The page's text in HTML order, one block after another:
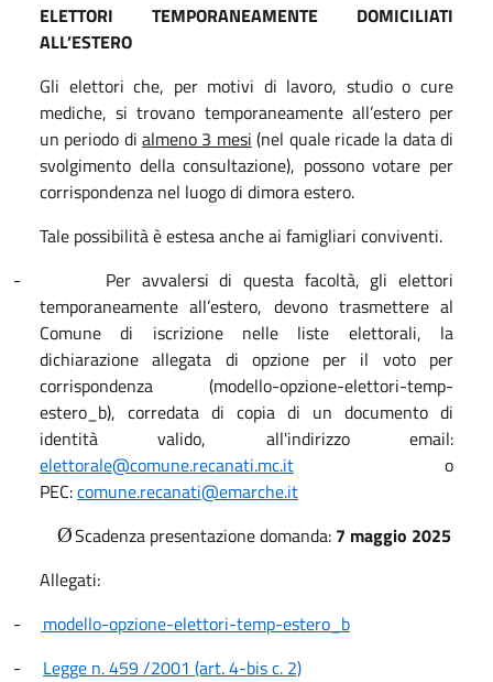
ELETTORI TEMPORANEAMENTE DOMICILIATI
ALL’ESTERO
Gli elettori che, per motivi di lavoro, studio o cure
mediche, si trovano temporaneamente all’estero per
un periodo dialmeno 3 mesi (nel quale ricade la data di
svolgimento della consultazione), possono votare per
corrispondenza nel luogo di dimora estero.
Tale possibilità è estesa anche ai famigliari conviventi.
-
Per avvalersi di questa facoltà, gli elettori
temporaneamente all’estero, devono trasmettere al
Comune di iscrizione nelle liste elettorali, la
dichiarazione allegata di opzione per il voto per
corrispondenza (modello-opzione-elettori-temp-
estero_b), corredata di copia di un documento di
identità valido, all'indirizzo email:
elettorale@comune.recanati.mc.it o
PEC:comune.recanati@emarche.it
ØScadenza presentazione domanda: 7 maggio 2025
Allegati:
-
modello-opzione-elettori-temp-estero_b
-
Legge n. 459 /2001 (art. 4-bis c. 2)